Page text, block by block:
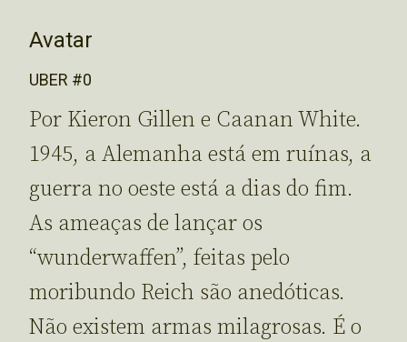
Avatar
UBER #0
Por Kieron Gillen e Caanan White.
1945, a Alemanha está em ruínas, a
guerra no oeste está a dias do fim.
As ameaças de lançar os
“wunderwaffen”, feitas pelo
moribundo Reich são anedóticas.
Não existem armas milagrosas. É o